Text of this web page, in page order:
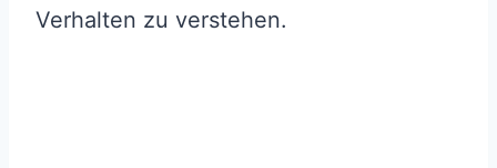
Verhalten zu verstehen.